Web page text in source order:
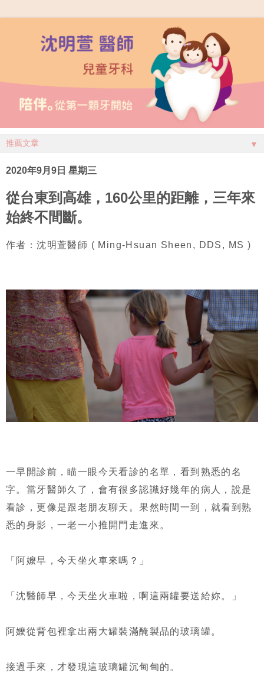
▼
2020年9月9日 星期三
從台東到高雄，160公里的距離，三年來
始終不間斷。
作者：沈明萱醫師 ( Ming-Hsuan Sheen, DDS, MS )
一早開診前，瞄一眼今天看診的名單，看到熟悉的名
字。當牙醫師久了，會有很多認識好幾年的病人，說是
看診，更像是跟老朋友聊天。果然時間一到，就看到熟
悉的身影，一老一小推開門走進來。
「阿嬤早，今天坐火車來嗎？」
「沈醫師早，今天坐火車啦，啊這兩罐要送給妳。」
阿嬤從背包裡拿出兩大罐裝滿醃製品的玻璃罐。
接過手來，才發現這玻璃罐沉甸甸的。